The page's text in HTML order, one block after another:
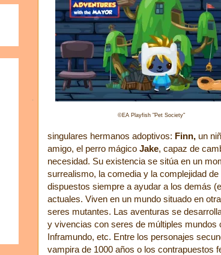
©EA Playfish "Pet Society"
singulares hermanos adoptivos: Finn, un
amigo, el perro mágico Jake, capaz de
necesidad. Su existencia se sitúa en un
surrealismo, la comedia y la complejidad
dispuestos siempre a ayudar a los demás
actuales. Viven en un mundo situado en
seres mutantes. Las aventuras se
y vivencias con seres de múltiples mundos
Inframundo, etc. Entre los personajes
vampira de 1000 años o los contrapuestos